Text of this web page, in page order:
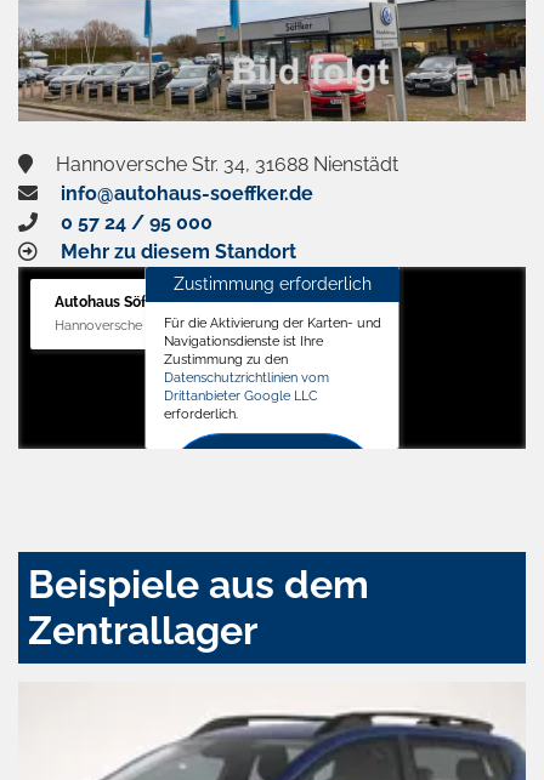
Hannoversche Str. 34, 31688 Nienstädt
info@autohaus-soeffker.de
0 57 24 / 95 000
Mehr zu diesem Standort
Autohaus Söffker GmbH
Hannoversche Str. 34, 31688 Nienstädt
Zustimmung erforderlich
Für die Aktivierung der Karten- und
Navigationsdienste ist Ihre
Zustimmung zu den
Datenschutzrichtlinien vom
Drittanbieter Google LLC
erforderlich.
Beispiele aus dem
Zentrallager